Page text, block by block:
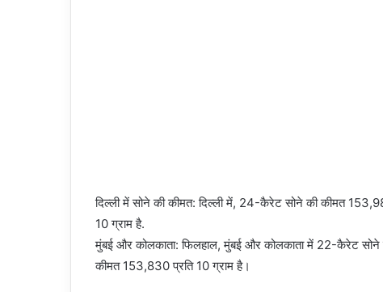
दिल्ली में सोने की कीमत: दिल्ली में, 24-कैरेट सोने की कीमत
10 ग्राम है.
मुंबई और कोलकाता: फिलहाल, मुंबई और कोलकाता में 22-कैरेट
कीमत 153,830 प्रति 10 ग्राम है।